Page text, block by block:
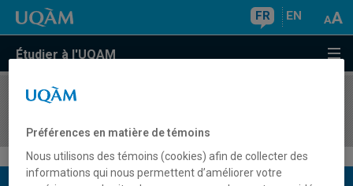
FR EN
Étudier à l'UQAM
COURS//
Description du cours
Préférences en matière de témoins
Nous utilisons des témoins (cookies) afin de collecter des
informations qui nous permettent d’améliorer votre